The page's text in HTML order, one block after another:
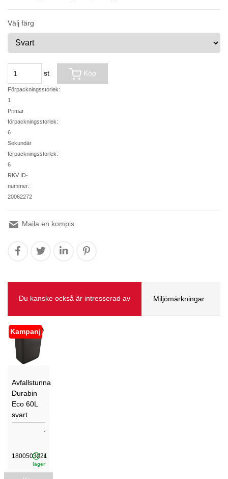
Välj färg
st
Förpackningsstorlek:
1
Primär
förpackningsstorlek:
6
Sekundär
förpackningsstorlek:
6
RKV ID-
nummer:
20062272
Köp
Maila en kompis
Du kanske också är intresserad av Miljömärkningar
Kampanj
Avfallstunna
Durabin
Eco 60L
svart
1800503221
i
lager